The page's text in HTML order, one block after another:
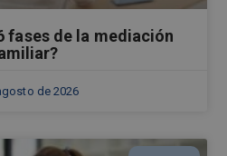
fases de la mediación
de 2026